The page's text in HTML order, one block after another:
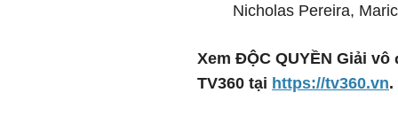
Nicholas Pereira,
Xem ĐỘC QUYỀN Giải
TV360 tại https://tv360.vn.